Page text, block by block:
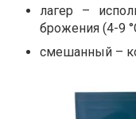
лагер –
брожения (4-9
смешанный –